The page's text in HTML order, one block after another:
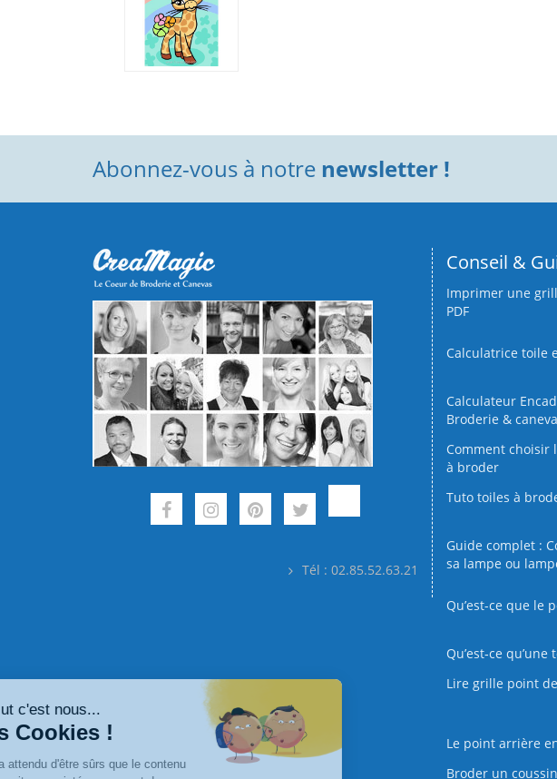
Abonnez-vous à notre newsletter !
Tél : 02.85.52.63.21
Conseil &
Imprimer une
PDF
Calculatrice toile
Calculateur
Broderie &
Comment choisir
à broder
Tuto toiles à
Guide complet :
sa lampe ou
Qu’est-ce que le
Qu’est‑ce
Lire grille point
Le point arrière
Broder un